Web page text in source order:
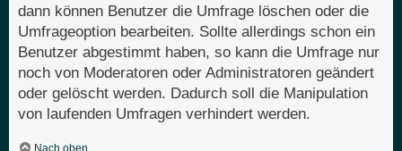
dann können Benutzer die Umfrage löschen oder die
Umfrageoption bearbeiten. Sollte allerdings schon ein
Benutzer abgestimmt haben, so kann die Umfrage nur
noch von Moderatoren oder Administratoren geändert
oder gelöscht werden. Dadurch soll die Manipulation
von laufenden Umfragen verhindert werden.